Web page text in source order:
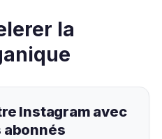
la
Instagram avec
abonnés